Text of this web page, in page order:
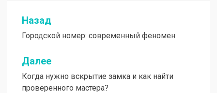
Навигация
по
записям
Назад
Городской номер: современный феномен
Далее
Когда нужно вскрытие замка и как найти
проверенного мастера?